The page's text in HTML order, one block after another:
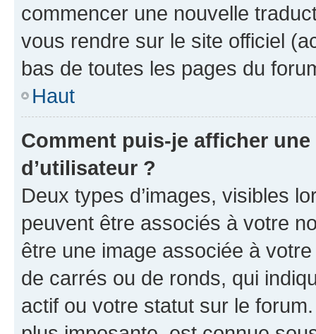
commencer une nouvelle
vous rendre sur le site officiel
bas de toutes les pages du
Haut
Comment puis-je afficher
d’utilisateur ?
Deux types d’images, visibles
peuvent être associés à votre
être une image associée à
de carrés ou de ronds, qui
actif ou votre statut sur le